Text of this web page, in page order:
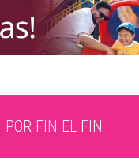
POR FIN EL FIN